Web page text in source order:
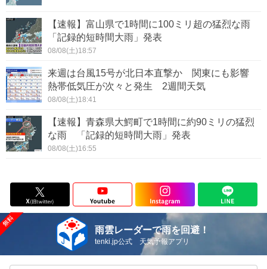
【速報】富山県で1時間に100ミリ超の猛烈な雨
「記録的短時間大雨」発表
08/08(土)18:57
来週は台風15号が北日本直撃か 関東にも影響
熱帯低気圧が次々と発生 2週間天気
08/08(土)18:41
【速報】青森県大鰐町で1時間に約90ミリの猛烈
な雨 「記録的短時間大雨」発表
08/08(土)16:55
雨雲レーダーで雨を回避！
tenki.jp公式 天気予報アプリ